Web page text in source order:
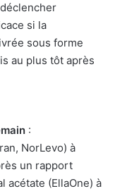
si la
sous forme
au plus tôt après
:
NorLevo) à
un rapport
acétate (EllaOne) à